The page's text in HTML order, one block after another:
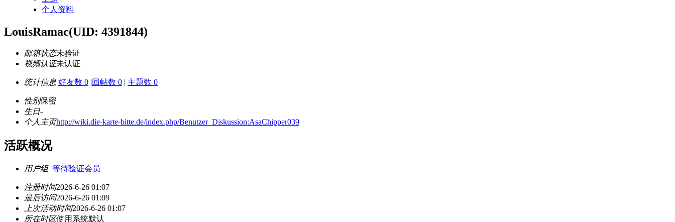
个人资料
LouisRamac(UID: 4391844)
邮箱状态未验证
视频认证未认证
统计信息 好友数 0 |回帖数 0 | 主题数 0
性别保密
生日-
个人主页http://wiki.die-karte-bitte.de/index.php/Benutzer_Diskussion:AsaChipper039
活跃概况
用户组 等待验证会员
注册时间2026-6-26 01:07
最后访问2026-6-26 01:09
上次活动时间2026-6-26 01:07
所在时区使用系统默认